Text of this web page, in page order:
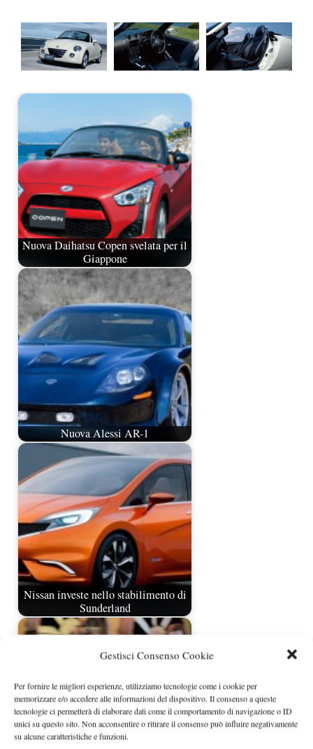
Gestisci Consenso Cookie
Per fornire le migliori esperienze, utilizziamo tecnologie come i cookie per
memorizzare e/o accedere alle informazioni del dispositivo. Il consenso a queste
tecnologie ci permetterà di elaborare dati come il comportamento di navigazione o ID
unici su questo sito. Non acconsentire o ritirare il consenso può influire negativamente
su alcune caratteristiche e funzioni.
Nuova Daihatsu Copen svelata per il
Giappone
Nuova Alessi AR-1
Nissan investe nello stabilimento di
Sunderland